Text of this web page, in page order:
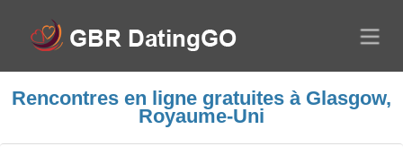
Rencontres en ligne gratuites à Glasgow,
Royaume-Uni